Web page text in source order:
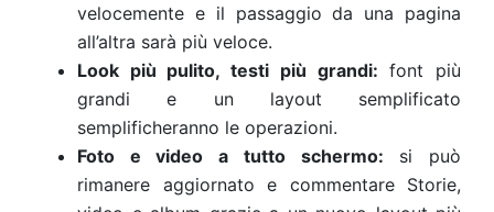
velocemente e il passaggio da una pagina
all’altra sarà più veloce.
Look più pulito, testi più grandi: font più
grandi e un layout semplificato
semplificheranno le operazioni.
Foto e video a tutto schermo: si può
rimanere aggiornato e commentare Storie,